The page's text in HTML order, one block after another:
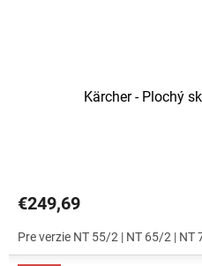
Kärcher - Plochý
€249,69
Pre verzie NT 55/2 | NT 65/2 | NT